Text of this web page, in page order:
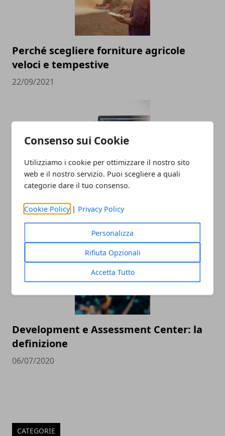
Consenso sui Cookie
Utilizziamo i cookie per ottimizzare il nostro sito
web e il nostro servizio. Puoi scegliere a quali
categorie dare il tuo consenso.
Cookie Policy | Privacy Policy
Personalizza
Rifiuta Opzionali
Accetta Tutto
Perché scegliere forniture agricole
veloci e tempestive
22/09/2021
Ecco perché conviene investire nella
costruzione di un sito web
15/09/2020
Development e Assessment Center: la
definizione
06/07/2020
CATEGORIE